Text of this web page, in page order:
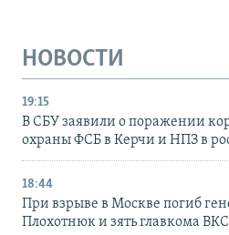
НОВОСТИ
19:15
В СБУ заявили о поражении
охраны ФСБ в Керчи и НПЗ в
18:44
При взрыве в Москве погиб
Плохотнюк и зять главкома